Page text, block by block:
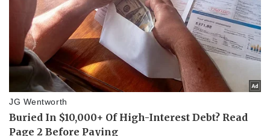
Doanh nghiệp
Thông tin doanh nghiệp
Doanh nghiệp 24h
Doanh nhân
Vì cộng đồng
Công nghệ
Sành điệu
Tin Công nghệ